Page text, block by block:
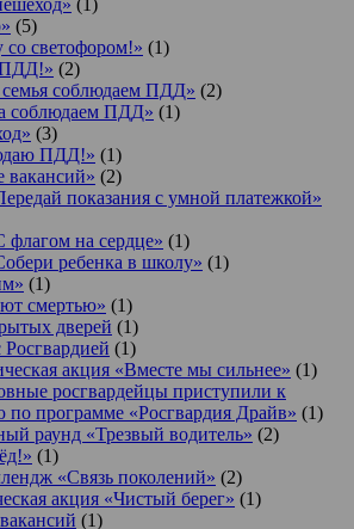
(5)
светофором!» (1)
(2)
соблюдаем ПДД» (2)
соблюдаем ПДД» (1)
(3)
ПДД!» (1)
вакансий» (2)
показания с умной платежкой»
на сердце» (1)
ребенка в школу» (1)
(1)
смертью» (1)
дверей (1)
Росгвардией (1)
акция «Вместе мы сильнее» (1)
росгвардейцы приступили к
по программе «Росгвардия Драйв» (1)
раунд «Трезвый водитель» (2)
(1)
«Связь поколений» (2)
акция «Чистый берег» (1)
(1)